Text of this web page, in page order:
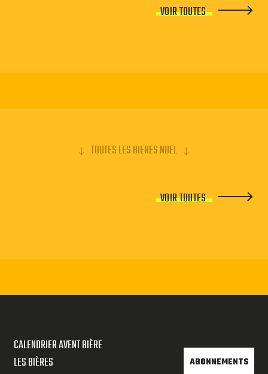
VOIR TOUTES
TOUTES LES BIERES NOEL
VOIR TOUTES
CALENDRIER AVENT BIÈRE
LES BIÈRES
ABONNEMENTS